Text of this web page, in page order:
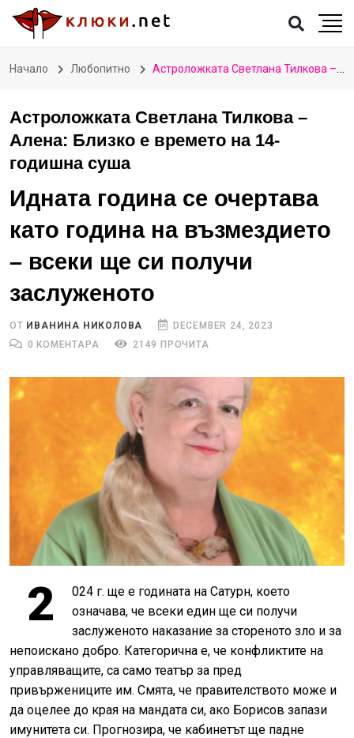
Начало Любопитно Астроложката Светлана Тилкова – Алена: Близко е времето на 14-годишна суша
Астроложката Светлана Тилкова –
Алена: Близко е времето на 14-
годишна суша
Идната година се очертава
като година на възмездието
– всеки ще си получи
заслуженото
ОТ ИВАНИНА НИКОЛОВА
DECEMBER 24, 2023
0 КОМЕНТАРА
2149 ПРОЧИТА
2
024 г. ще е годината на Сатурн, което
означава, че всеки един ще си получи
заслуженото наказание за стореното зло и за
непоискано добро. Категорична е, че конфликтите на
управляващите, са само театър за пред
привържениците им. Смята, че правителството може и
да оцелее до края на мандата си, ако Борисов запази
имунитета си. Прогнозира, че кабинетът ще падне